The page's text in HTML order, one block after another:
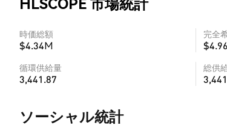
時価総額
$4.34M
完全
循環供給量
3,441.87
総供
ソーシャル統計